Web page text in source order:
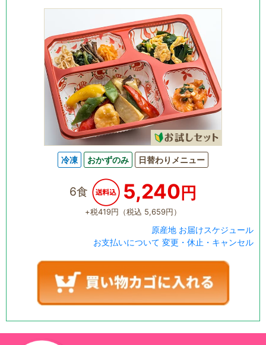
冷凍 おかずのみ 日替わりメニュー
6食 5,240円
+税419円（税込 5,659円）
原産地 お届けスケジュール
お支払いについて 変更・休止・キャンセル